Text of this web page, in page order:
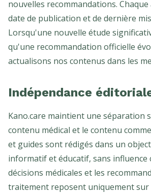
nouvelles recommandations.
date de publication et de dernière
Lorsqu'une nouvelle étude
qu'une recommandation officielle
actualisons nos contenus dans les
Indépendance
Kano.care maintient une séparation
contenu médical et le contenu
et guides sont rédigés dans un
informatif et éducatif, sans influence
décisions médicales et les
traitement reposent uniquement sur